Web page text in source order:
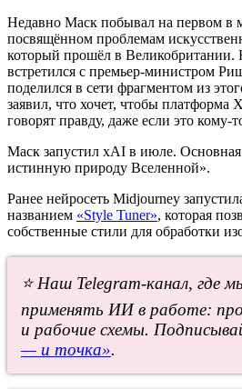
Недавно Маск побывал на первом в
посвящённом проблемам
который прошёл в Великобритании.
встретился с премьер-министром
поделился в сети фрагментом из
заявил, что хочет, чтобы платформа
говорят правду, даже если это кому-
Маск запустил xAI в июле.
истинную природу Вселенной».
Ранее нейросеть Midjourney
названием «Style Tuner», которая
собственные стили для обработки
⭐ Наш Telegram-канал, где
применять ИИ в работе:
и рабочие схемы.
— и точка».